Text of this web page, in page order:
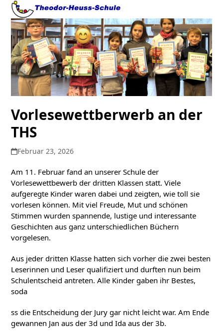
Skip
content
Open
mobile
menu
Close
mobile
menu
Vorlesewettberwerb an der
THS
Februar 23, 2026
Am 11. Februar fand an unserer Schule der
Vorlesewettbewerb der dritten Klassen statt. Viele
aufgeregte Kinder waren dabei und zeigten, wie toll sie
vorlesen können. Mit viel Freude, Mut und schönen
Stimmen wurden spannende, lustige und interessante
Geschichten aus ganz unterschiedlichen Büchern
vorgelesen.
Aus jeder dritten Klasse hatten sich vorher die zwei besten
Leserinnen und Leser qualifiziert und durften nun beim
Schulentscheid antreten. Alle Kinder gaben ihr Bestes,
soda
ss die Entscheidung der Jury gar nicht leicht war. Am Ende
gewannen Jan aus der 3d und Ida aus der 3b.